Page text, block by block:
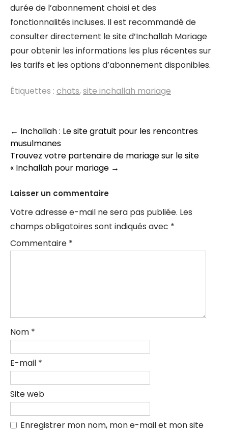
durée de l’abonnement choisi et des
fonctionnalités incluses. Il est recommandé de
consulter directement le site d’Inchallah Mariage
pour obtenir les informations les plus récentes sur
les tarifs et les options d’abonnement disponibles.
Étiquettes : chats,site inchallah mariage
Navigation
des
articles
← Inchallah : Le site gratuit pour les rencontres
musulmanes
Trouvez votre partenaire de mariage sur le site
« Inchallah pour mariage →
Laisser un commentaire
Votre adresse e-mail ne sera pas publiée. Les
champs obligatoires sont indiqués avec *
Commentaire *
Nom *
E-mail *
Site web
Enregistrer mon nom, mon e-mail et mon site